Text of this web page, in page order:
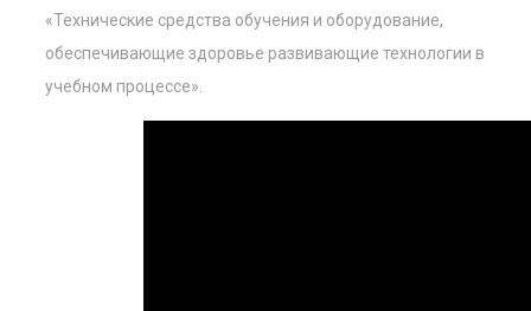
«Технические средства обучения и оборудование,
обеспечивающие здоровье развивающие технологии в
учебном процессе».